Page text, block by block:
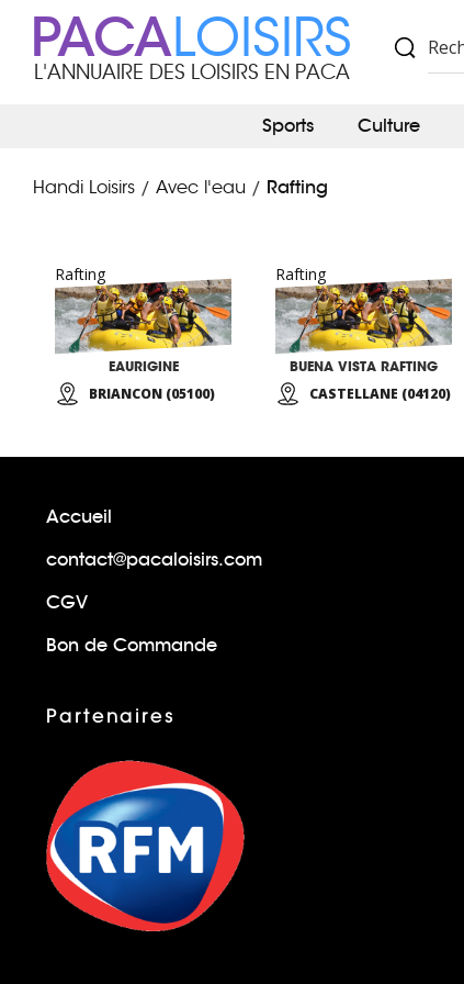
PACALOISIRS
L'ANNUAIRE DES LOISIRS EN PACA
Sports Culture
Handi Loisirs / Avec l'eau / Rafting
Rafting
EAURIGINE
BRIANCON (05100)
Rafting
BUENA VISTA RAFTING
CASTELLANE (04120)
Accueil
contact@pacaloisirs.com
CGV
Bon de Commande
Partenaires